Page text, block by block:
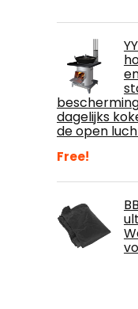
dagelijks
de open
Free!